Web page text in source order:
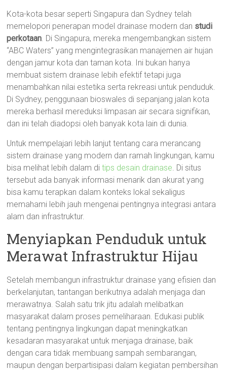
Kota-kota besar seperti Singapura dan Sydney telah
memelopori penerapan model drainase modern dan studi
perkotaan. Di Singapura, mereka mengembangkan sistem
“ABC Waters” yang mengintegrasikan manajemen air hujan
dengan jamur kota dan taman kota. Ini bukan hanya
membuat sistem drainase lebih efektif tetapi juga
menambahkan nilai estetika serta rekreasi untuk penduduk.
Di Sydney, penggunaan bioswales di sepanjang jalan kota
mereka berhasil mereduksi limpasan air secara signifikan,
dan ini telah diadopsi oleh banyak kota lain di dunia.
Untuk mempelajari lebih lanjut tentang cara merancang
sistem drainase yang modern dan ramah lingkungan, kamu
bisa melihat lebih dalam ditips desain drainase. Di situs
tersebut ada banyak informasi menarik dan akurat yang
bisa kamu terapkan dalam konteks lokal sekaligus
memahami lebih jauh mengenai pentingnya integrasi antara
alam dan infrastruktur.
Menyiapkan Penduduk untuk
Merawat Infrastruktur Hijau
Setelah membangun infrastruktur drainase yang efisien dan
berkelanjutan, tantangan berikutnya adalah menjaga dan
merawatnya. Salah satu trik jitu adalah melibatkan
masyarakat dalam proses pemeliharaan. Edukasi publik
tentang pentingnya lingkungan dapat meningkatkan
kesadaran masyarakat untuk menjaga drainase, baik
dengan cara tidak membuang sampah sembarangan,
maupun dengan berpartisipasi dalam kegiatan pembersihan